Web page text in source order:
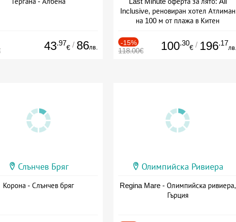
43.97
€ / 86лв.
Inclusive, реновиран хотел Атлиман
на 100 м от плажа в Китен
-15%
118.00€ 100.30
€ / 196.17
лв.
Слънчев Бряг
Корона - Слънчев бряг
Олимпийска Ривиера
Regina Mare - Олимпийска ривиера,
Гърция